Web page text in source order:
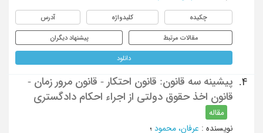
چکیده کلیدواژه آدرس
مقالات مرتبط پیشنهاد دیگران
دانلود
4.
پیشینه سه قانون: قانون احتکار - قانون مرور زمان -
قانون اخذ حقوق دولتی از اجراء احکام دادگستری
مقاله
نویسنده : عرفان، محمود ؛